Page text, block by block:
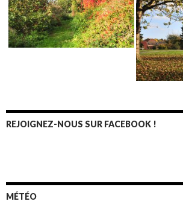
REJOIGNEZ-NOUS SUR FACEBOOK !
MÉTÉO